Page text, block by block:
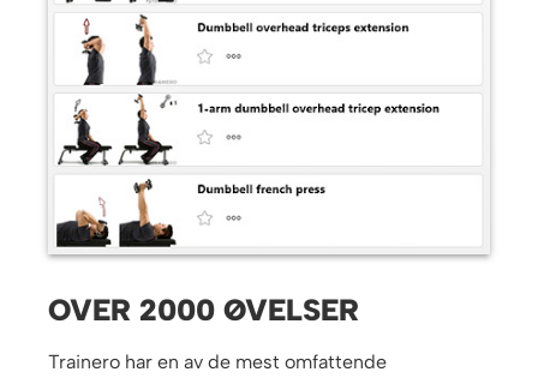
OVER 2000 ØVELSER
Trainero har en av de mest omfattende